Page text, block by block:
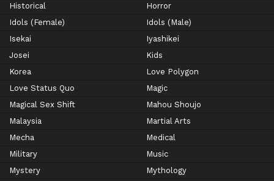
Historical
Horror
Idols (Female)
Idols (Male)
Isekai
Iyashikei
Josei
Kids
Korea
Love Polygon
Love Status Quo
Magic
Magical Sex Shift
Mahou Shoujo
Malaysia
Martial Arts
Mecha
Medical
Military
Music
Mystery
Mythology